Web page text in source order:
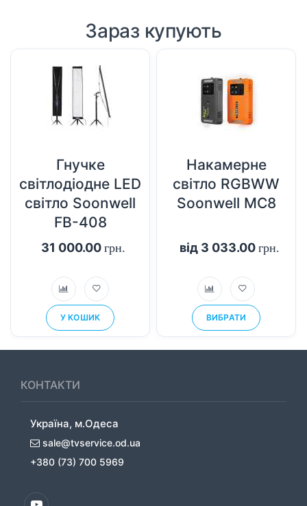
Зараз купують
Гнучке
світлодіодне LED
світло Soonwell
FB-408
31 000.00 грн.
У КОШИК
Накамерне
світло RGBWW
Soonwell MC8
від 3 033.00 грн.
ВИБРАТИ
КОНТАКТИ
Україна, м.Одеса
sale@tvservice.od.ua
+380 (73) 700 5969